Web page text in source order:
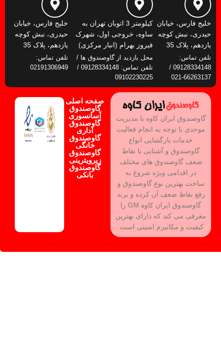
خلیج فارس، خیابان
حیدری، نبش کوچه
یازدهم، پلاک 35
تلفن تماس:
09128334148 /
66263137-021
کیلومتر 3 اتوبان تهران به
ساوه، خروجی اول، شهرک
فیروز بهرام (انبار مرکزی)
محل بازدید از گاوصندوق ها /
تلفن تماس: 09128334148 /
09102230225
خلیج فارس، خیابان
حیدری، نبش کوچه
یازدهم، پلاک 35
تلفن تماس:
02191306949
گاوصندوق ایران کاوه با مدیریت
موحدی با توجه به انجام فعالیت
خدمات بازگشایی انواع
گاوصندوق و آشنایی با نقاط
ضعف گاوصندوق های مختلف
در اقدامی ویژه شروع به
ساخت بهترین نوع گاوصندوق و
رفع نقاط ضعف آن کرده و برند
گاوصندوق ایران کاوه GM را
معرفی می کند که دارای بهترین
کیفیت و مکانیزم امنیتی است.
صفحه اصلی
گاوصندوق
آسانسوری
گاوصندوق
اداری
گاوصندوق
خانگی
گاوصندوق
زیرویترینی
گاوصندوق
بانکی